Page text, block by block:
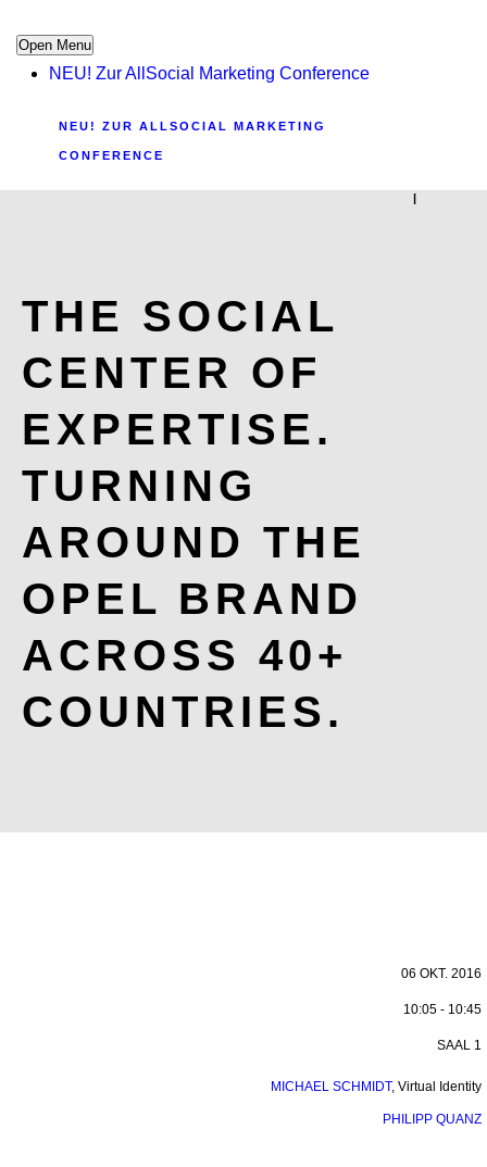
Open Menu
NEU! Zur AllSocial Marketing Conference
NEU! ZUR ALLSOCIAL MARKETING
CONFERENCE
|
THE SOCIAL
CENTER OF
EXPERTISE.
TURNING
AROUND THE
OPEL BRAND
ACROSS 40+
COUNTRIES.
06 OKT. 2016
10:05 - 10:45
SAAL 1
MICHAEL SCHMIDT, Virtual Identity
PHILIPP QUANZ